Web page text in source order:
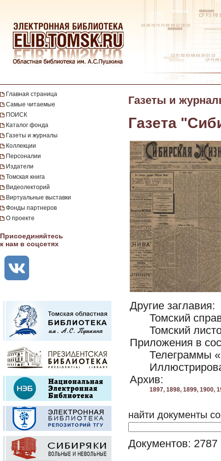
Главная страница
Самые читаемые
ПОИСК
Каталог фонда
Газеты и журналы
Коллекции
Персоналии
Издатели
Томская книга
Видеолекторий
Виртуальные выставки
Фонды партнеров
О проекте
Присоединяйтесь
к нам в соцсетях
Газеты и
Газета
Другие заглавия:
Томский
Томский
Приложения в
Телеграммы
Архив:
1897, 1898, 1899, 1900,
найти документы
Документов: 2787